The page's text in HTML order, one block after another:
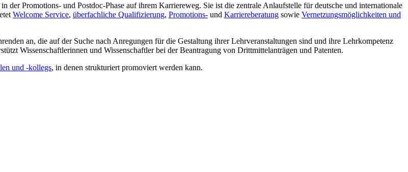
der Promotions- und Postdoc-Phase auf ihrem Karriereweg. Sie ist die zentrale Anlaufstelle für deutsche und internationale
Welcome Service, überfachliche Qualifizierung, Promotions- und Karriereberatung sowie Vernetzungsmöglichkeiten und
an, die auf der Suche nach Anregungen für die Gestaltung ihrer Lehrveranstaltungen sind und ihre Lehrkompetenz
Wissenschaftlerinnen und Wissenschaftler bei der Beantragung von Drittmittelanträgen und Patenten.
und -kollegs, in denen strukturiert promoviert werden kann.